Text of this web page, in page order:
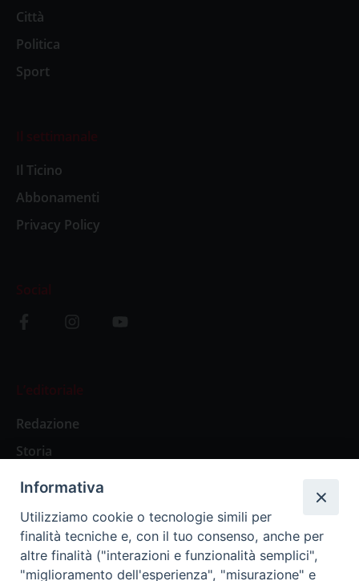
Città
Politica
Sport
Il settimanale
Il Ticino
Abbonamenti
Privacy Policy
Social
L’editoriale
Redazione
Storia
Abbonamenti
Abbonamento Annuale Digitale
Abbonamento Annuale Cartaceo
Informativa
Utilizziamo cookie o tecnologie simili per
finalità tecniche e, con il tuo consenso, anche per
altre finalità ("interazioni e funzionalità semplici",
"miglioramento dell'esperienza", "misurazione" e